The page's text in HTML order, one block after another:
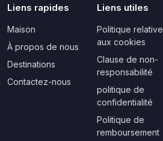
Liens rapides
Maison
À propos de nous
Destinations
Contactez-nous
Liens utiles
Politique relative
aux cookies
Clause de non-
responsabilité
politique de
confidentialité
Politique de
remboursement